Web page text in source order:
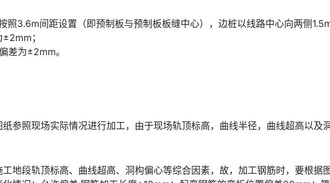
照3.6m间距设置（即预制板与预制板板缝中心），边桩以线路中心向两侧
；
差为±2mm。
参照现场实际情况进行加工，由于现场轨顶标高，曲线半径，曲线超高以及
地段轨顶标高、曲线超高、洞构偏心等综合因素，故，加工钢筋时，要根据